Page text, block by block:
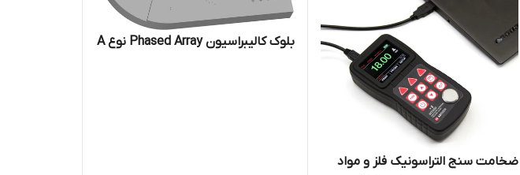
ضخامت سنج التراسونیک فلز و مواد
بلوک کالیبراسیون Phased Array نوع A